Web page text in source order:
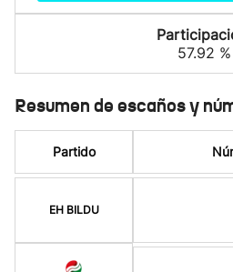
57.92 %
Resumen de escaños y
Partido
EH BILDU